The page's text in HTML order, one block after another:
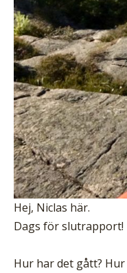
Hej, Niclas här.
Dags för slutrapport!
Hur har det gått?